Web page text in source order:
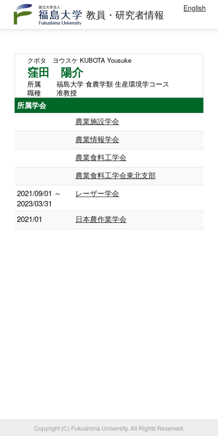
教員・研究者情報 English
クボタ ヨウスケ KUBOTA Yousuke
窪田 陽介
所属
福島大学 食農学類 生産環境学コース
職種
准教授
所属学会
農業施設学会
農業情報学会
農業食料工学会
農業食料工学会東北支部
2021/09/01 ～
2023/03/31
レーザー学会
2021/01 日本農作業学会
Copyright (C) Fukushima University. All Rights Reserved.